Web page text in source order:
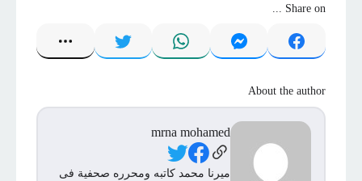
Share on ...
About the author
mrna mohamed
Social Links
ميرنا محمد كاتبه ومحرره صحفية فى